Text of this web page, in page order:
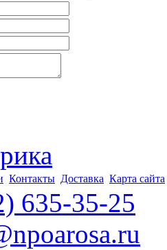
Контакты Доставка Карта сайта
635-35-25